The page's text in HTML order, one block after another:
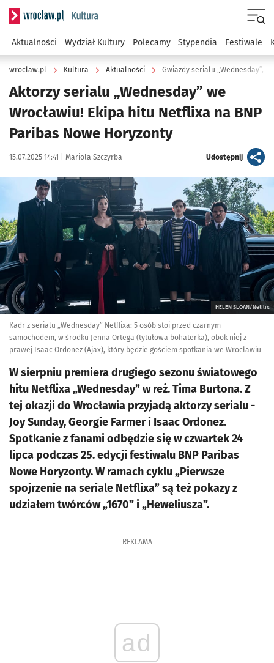
Serwis informacyjny wroclaw.pl podserwis: Kultura
Aktualności Wydział Kultury Polecamy Stypendia Festiwale
wroclaw.pl Kultura Aktualności Gwiazdy serialu „Wednesday”,
Aktorzy serialu „Wednesday” we
Wrocławiu! Ekipa hitu Netflixa na BNP
Paribas Nowe Horyzonty
Data publikacji:
15.07.2025 14:41 | Autor:
Mariola Szczyrba Udostępnijartykuł
Kliknij, aby powiększyć
HELEN SLOAN/Netflix
Kadr z serialu „Wednesday” Netflixa: 5 osób stoi przed czarnym
samochodem, w środku Jenna Ortega (tytułowa bohaterka), obok niej z
prawej Isaac Ordonez (Ajax), który będzie gościem spotkania we Wrocławiu
W sierpniu premiera drugiego sezonu światowego
hitu Netflixa „Wednesday” w reż. Tima Burtona. Z
tej okazji do Wrocławia przyjadą aktorzy serialu -
Joy Sunday, Georgie Farmer i Isaac Ordonez.
Spotkanie z fanami odbędzie się w czwartek 24
lipca podczas 25. edycji festiwalu BNP Paribas
Nowe Horyzonty. W ramach cyklu „Pierwsze
spojrzenie na seriale Netflixa” są też pokazy z
udziałem twórców „1670” i „Heweliusza”.
REKLAMA
ad